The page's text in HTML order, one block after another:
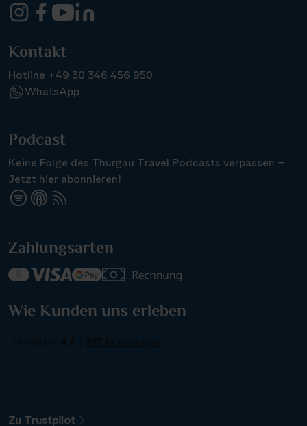
Kontakt
Hotline +49 30 346 456 950
WhatsApp
Podcast
Keine Folge des Thurgau Travel Podcasts verpassen –
Jetzt hier abonnieren!
Zahlungsarten
Wie Kunden uns erleben
Zu Trustpilot